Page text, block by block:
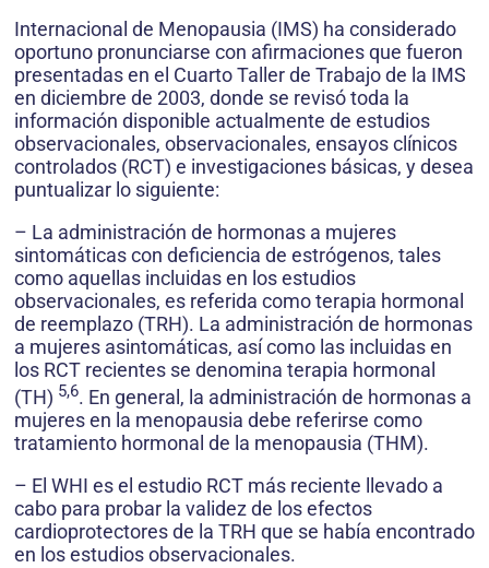
Internacional de Menopausia (IMS) ha considerado
oportuno pronunciarse con afirmaciones que fueron
presentadas en el Cuarto Taller de Trabajo de la IMS
en diciembre de 2003, donde se revisó toda la
información disponible actualmente de estudios
observacionales, observacionales, ensayos clínicos
controlados (RCT) e investigaciones básicas, y desea
puntualizar lo siguiente:
– La administración de hormonas a mujeres
sintomáticas con deficiencia de estrógenos, tales
como aquellas incluidas en los estudios
observacionales, es referida como terapia hormonal
de reemplazo (TRH). La administración de hormonas
a mujeres asintomáticas, así como las incluidas en
los RCT recientes se denomina terapia hormonal
(TH) 5,6. En general, la administración de hormonas a
mujeres en la menopausia debe referirse como
tratamiento hormonal de la menopausia (THM).
– El WHI es el estudio RCT más reciente llevado a
cabo para probar la validez de los efectos
cardioprotectores de la TRH que se había encontrado
en los estudios observacionales.